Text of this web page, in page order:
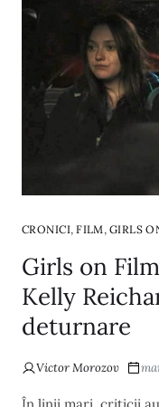
CRONICI,FILM, GIRLS
Girls on
Kelly
deturnare
Victor Morozov